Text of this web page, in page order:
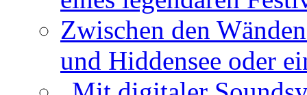
Zwischen den
und Hiddensee oder